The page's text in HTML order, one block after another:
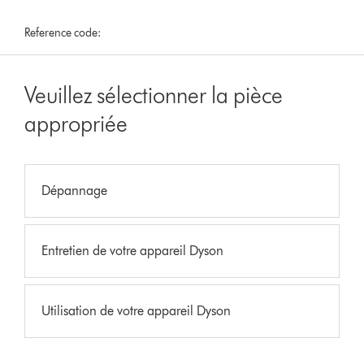
Reference code:
Veuillez sélectionner la pièce
appropriée
Dépannage
Entretien de votre appareil Dyson
Utilisation de votre appareil Dyson